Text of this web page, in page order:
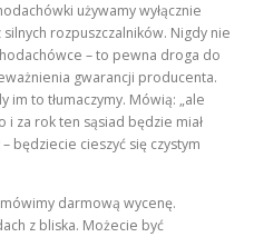
używamy wyłącznie
rozpuszczalników. Nigdy nie
– to pewna droga do
gwarancji producenta.
im to tłumaczymy. Mówią: „ale
i za rok ten sąsiad będzie miał
będziecie cieszyć się czystym
darmową wycenę.
z bliska. Możecie być